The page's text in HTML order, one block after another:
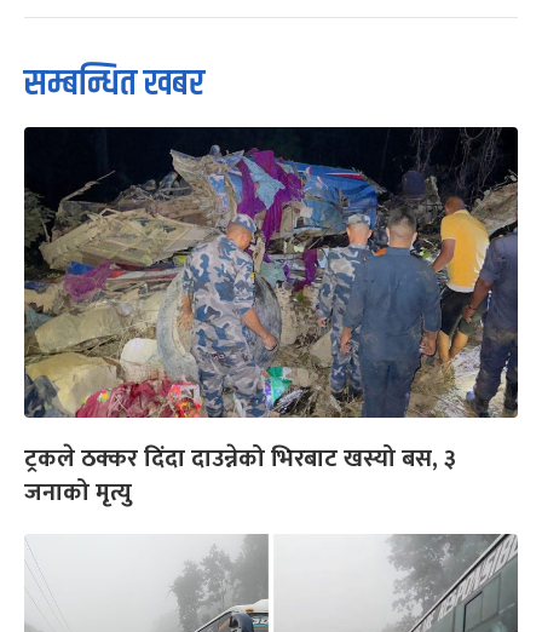
सम्बन्धित खबर
ट्रकले ठक्कर दिंदा दाउन्नेको भिरबाट खस्यो बस, ३
जनाको मृत्यु